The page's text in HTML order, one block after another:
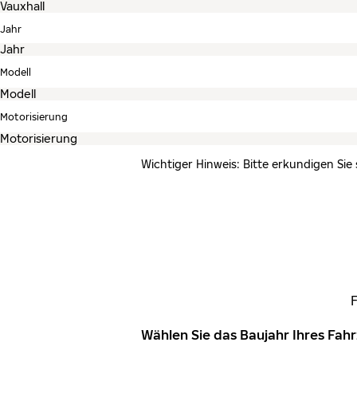
Jahr
Modell
Motorisierung
Wichtiger Hinweis: Bitte erkundigen
Wählen Sie das Baujahr Ihres